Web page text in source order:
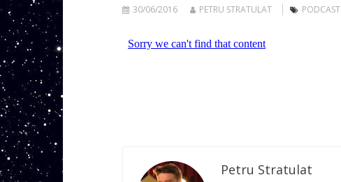
30/06/2016 PETRU STRATULAT PODCAST
Petru Stratulat